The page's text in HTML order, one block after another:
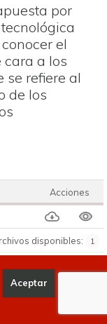
por
el
a los
se refiere al
de los
Acciones
disponibles: 1
repercutido de
exterior
Comercio
Aceptar